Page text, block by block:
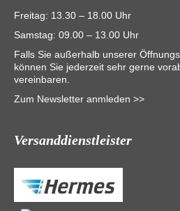
Freitag: 13.30 – 18.00 Uhr
Samstag: 09.00 – 13.00 Uhr
Falls Sie außerhalb unserer
können Sie jederzeit sehr gerne
vereinbaren.
Zum Newsletter anmleden >>
Versanddienstleister